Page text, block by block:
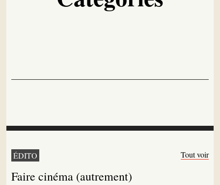
ÉDITO Tout voir
Faire cinéma (autrement)